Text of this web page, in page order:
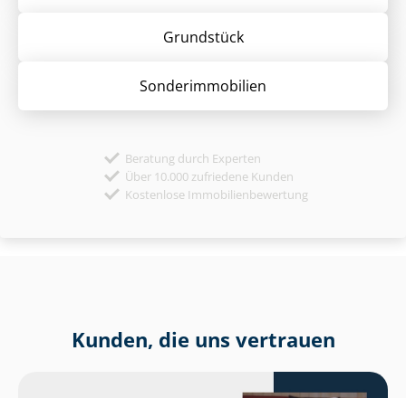
Grund­stück
Sonder­immobilien
Beratung durch Experten
Über 10.000 zufriedene Kunden
Kostenlose Immobilienbewertung
Kunden, die uns vertrauen